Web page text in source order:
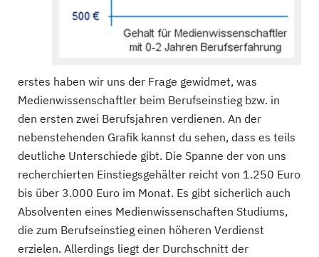
erstes haben wir uns der Frage gewidmet, was
Medienwissenschaftler beim Berufseinstieg bzw. in
den ersten zwei Berufsjahren verdienen. An der
nebenstehenden Grafik kannst du sehen, dass es teils
deutliche Unterschiede gibt. Die Spanne der von uns
recherchierten Einstiegsgehälter reicht von 1.250 Euro
bis über 3.000 Euro im Monat. Es gibt sicherlich auch
Absolventen eines Medienwissenschaften Studiums,
die zum Berufseinstieg einen höheren Verdienst
erzielen. Allerdings liegt der Durchschnitt der